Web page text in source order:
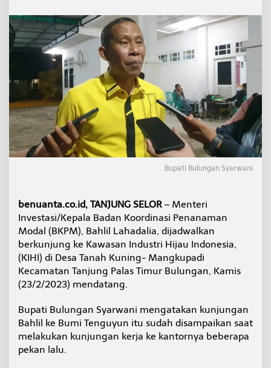
n
t
e
i
B
a
i
l
D
w
a
l
a
n
B
e
u
n
j
Bupati Bulungan Syarwani
benuanta.co.id, TANJUNG SELOR – Menteri
Investasi/Kepala Badan Koordinasi Penanaman
Modal (BKPM), Bahlil Lahadalia, dijadwalkan
berkunjung ke Kawasan Industri Hijau Indonesia,
(KIHI) di Desa Tanah Kuning- Mangkupadi
Kecamatan Tanjung Palas Timur Bulungan, Kamis
(23/2/2023) mendatang.
Bupati Bulungan Syarwani mengatakan kunjungan
Bahlil ke Bumi Tenguyun itu sudah disampaikan saat
melakukan kunjungan kerja ke kantornya beberapa
pekan lalu.